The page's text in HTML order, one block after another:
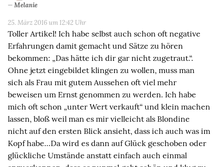
Melanie
25. März 2016 um 12:42 Uhr
Toller Artikel! Ich habe selbst auch schon oft negative
Erfahrungen damit gemacht und Sätze zu hören
bekommen: „Das hätte ich dir gar nicht zugetraut.“.
Ohne jetzt eingebildet klingen zu wollen, muss man
sich als Frau mit gutem Aussehen oft viel mehr
beweisen um Ernst genommen zu werden. Ich habe
mich oft schon „unter Wert verkauft“ und klein machen
lassen, bloß weil man es mir vielleicht als Blondine
nicht auf den ersten Blick ansieht, dass ich auch was im
Kopf habe…Da wird es dann auf Glück geschoben oder
glückliche Umstände anstatt einfach auch einmal